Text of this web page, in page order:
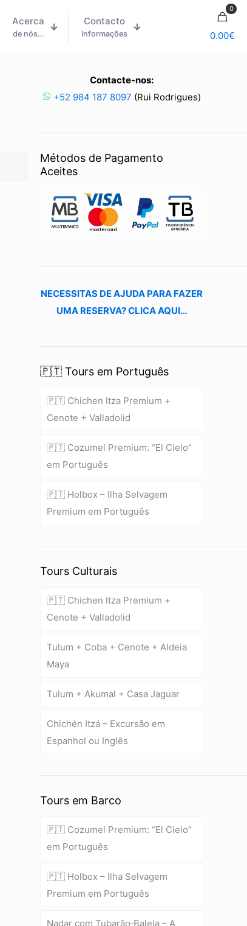
Acerca
de nós…
Contacto
Informações
0
0.00€
Contacte-nos:
+52 984 187 8097 (Rui Rodrigues)
Métodos de Pagamento
Aceites
NECESSITAS DE AJUDA PARA FAZER
UMA RESERVA? CLICA AQUI…
🇵🇹 Tours em Português
🇵🇹 Chichen Itza Premium +
Cenote + Valladolid
🇵🇹 Cozumel Premium: “El Cielo”
em Português
🇵🇹 Holbox – Ilha Selvagem
Premium em Português
Tours Culturais
🇵🇹 Chichen Itza Premium +
Cenote + Valladolid
Tulum + Coba + Cenote + Aldeia
Maya
Tulum + Akumal + Casa Jaguar
Chichén Itzá – Excursão em
Espanhol ou Inglês
Tours em Barco
🇵🇹 Cozumel Premium: “El Cielo”
em Português
🇵🇹 Holbox – Ilha Selvagem
Premium em Português
Nadar com Tubarão‑Baleia – A